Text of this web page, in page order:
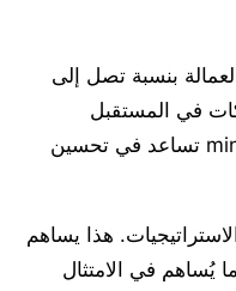
بنسبة تصل إلى
في المستقبل
الرقمي. أدوات مثل mindzie Studio تساعد في تحسين
هذا يساهم
يُساهم في الامتثال